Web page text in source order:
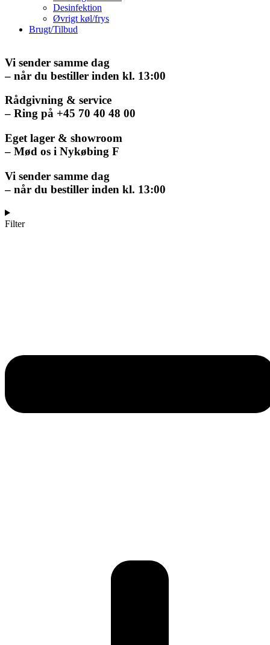
Desinfektion
Øvrigt køl/frys
Brugt/Tilbud
Vi sender samme dag
– når du bestiller inden kl. 13:00
Rådgivning & service
– Ring på +45 70 40 48 00
Eget lager & showroom
– Mød os i Nykøbing F
Vi sender samme dag
– når du bestiller inden kl. 13:00
Filter